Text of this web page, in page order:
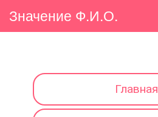
Значение Ф.И.О.
Главная